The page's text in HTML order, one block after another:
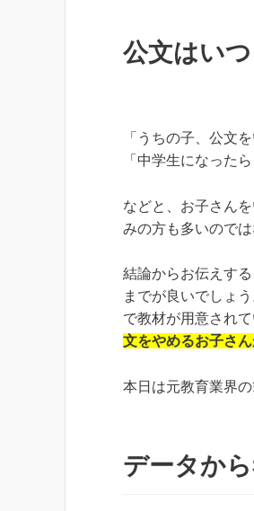
公文はい
「うちの子、公文
「中学生になった
などと、お子さん
みの方も多いので
結論からお伝えす
までが良いでしょ
で教材が用意されて
文をやめるお子さ
本日は元教育業界の
データか